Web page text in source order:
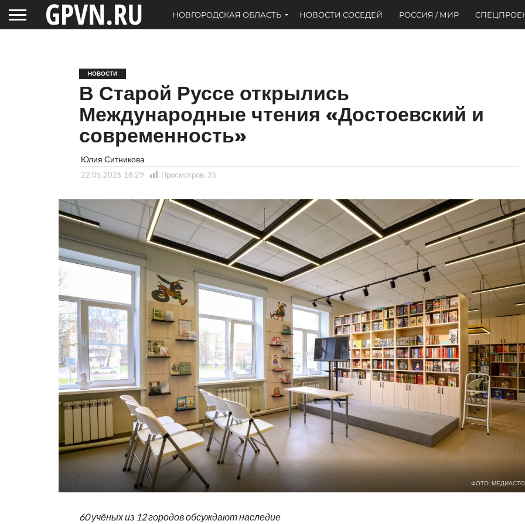
НОВГОРОДСКАЯ ОБЛАСТЬ НОВОСТИ СОСЕДЕЙ РОССИЯ / МИР
НОВОСТИ
В Старой Руссе открылись
Международные чтения «Достоевский и
современность»
Юлия Ситникова
22.05.2026 18:29 Просмотров: 35
ФОТО:
60 учёных из 12 городов обсуждают наследие